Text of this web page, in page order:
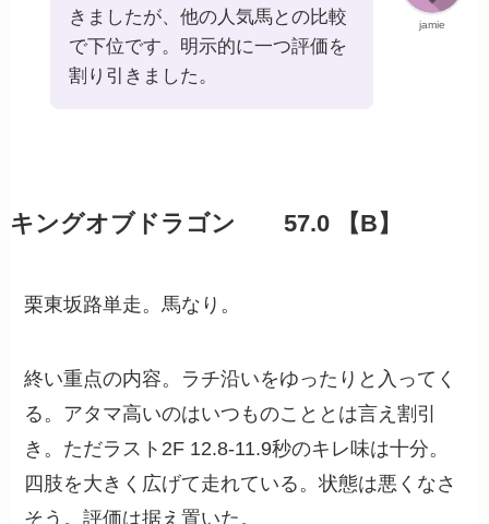
jamie
きましたが、他の人気馬との比較
で下位です。明示的に一つ評価を
割り引きました。
キングオブドラゴン 57.0 【B】
栗東坂路単走。馬なり。
終い重点の内容。ラチ沿いをゆったりと入ってく
る。アタマ高いのはいつものこととは言え割引
き。ただラスト2F 12.8-11.9秒のキレ味は十分。
四肢を大きく広げて走れている。状態は悪くなさ
そう。評価は据え置いた。